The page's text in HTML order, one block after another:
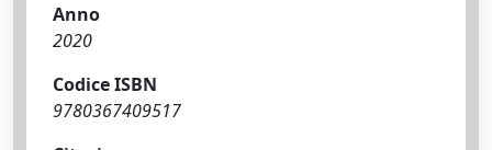
Anno
2020
Codice ISBN
9780367409517